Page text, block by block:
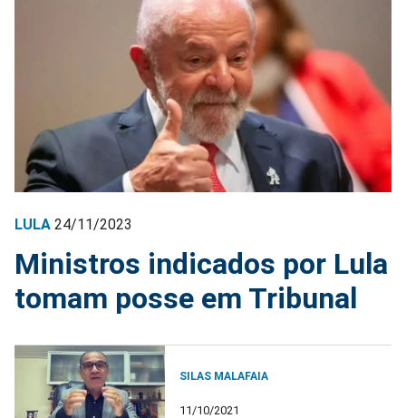
LULA 24/11/2023
Ministros indicados por Lula
tomam posse em Tribunal
SILAS MALAFAIA
11/10/2021